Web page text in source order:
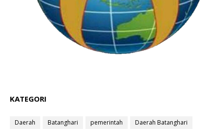
KATEGORI
Daerah Batanghari pemerintah
Daerah Batanghari